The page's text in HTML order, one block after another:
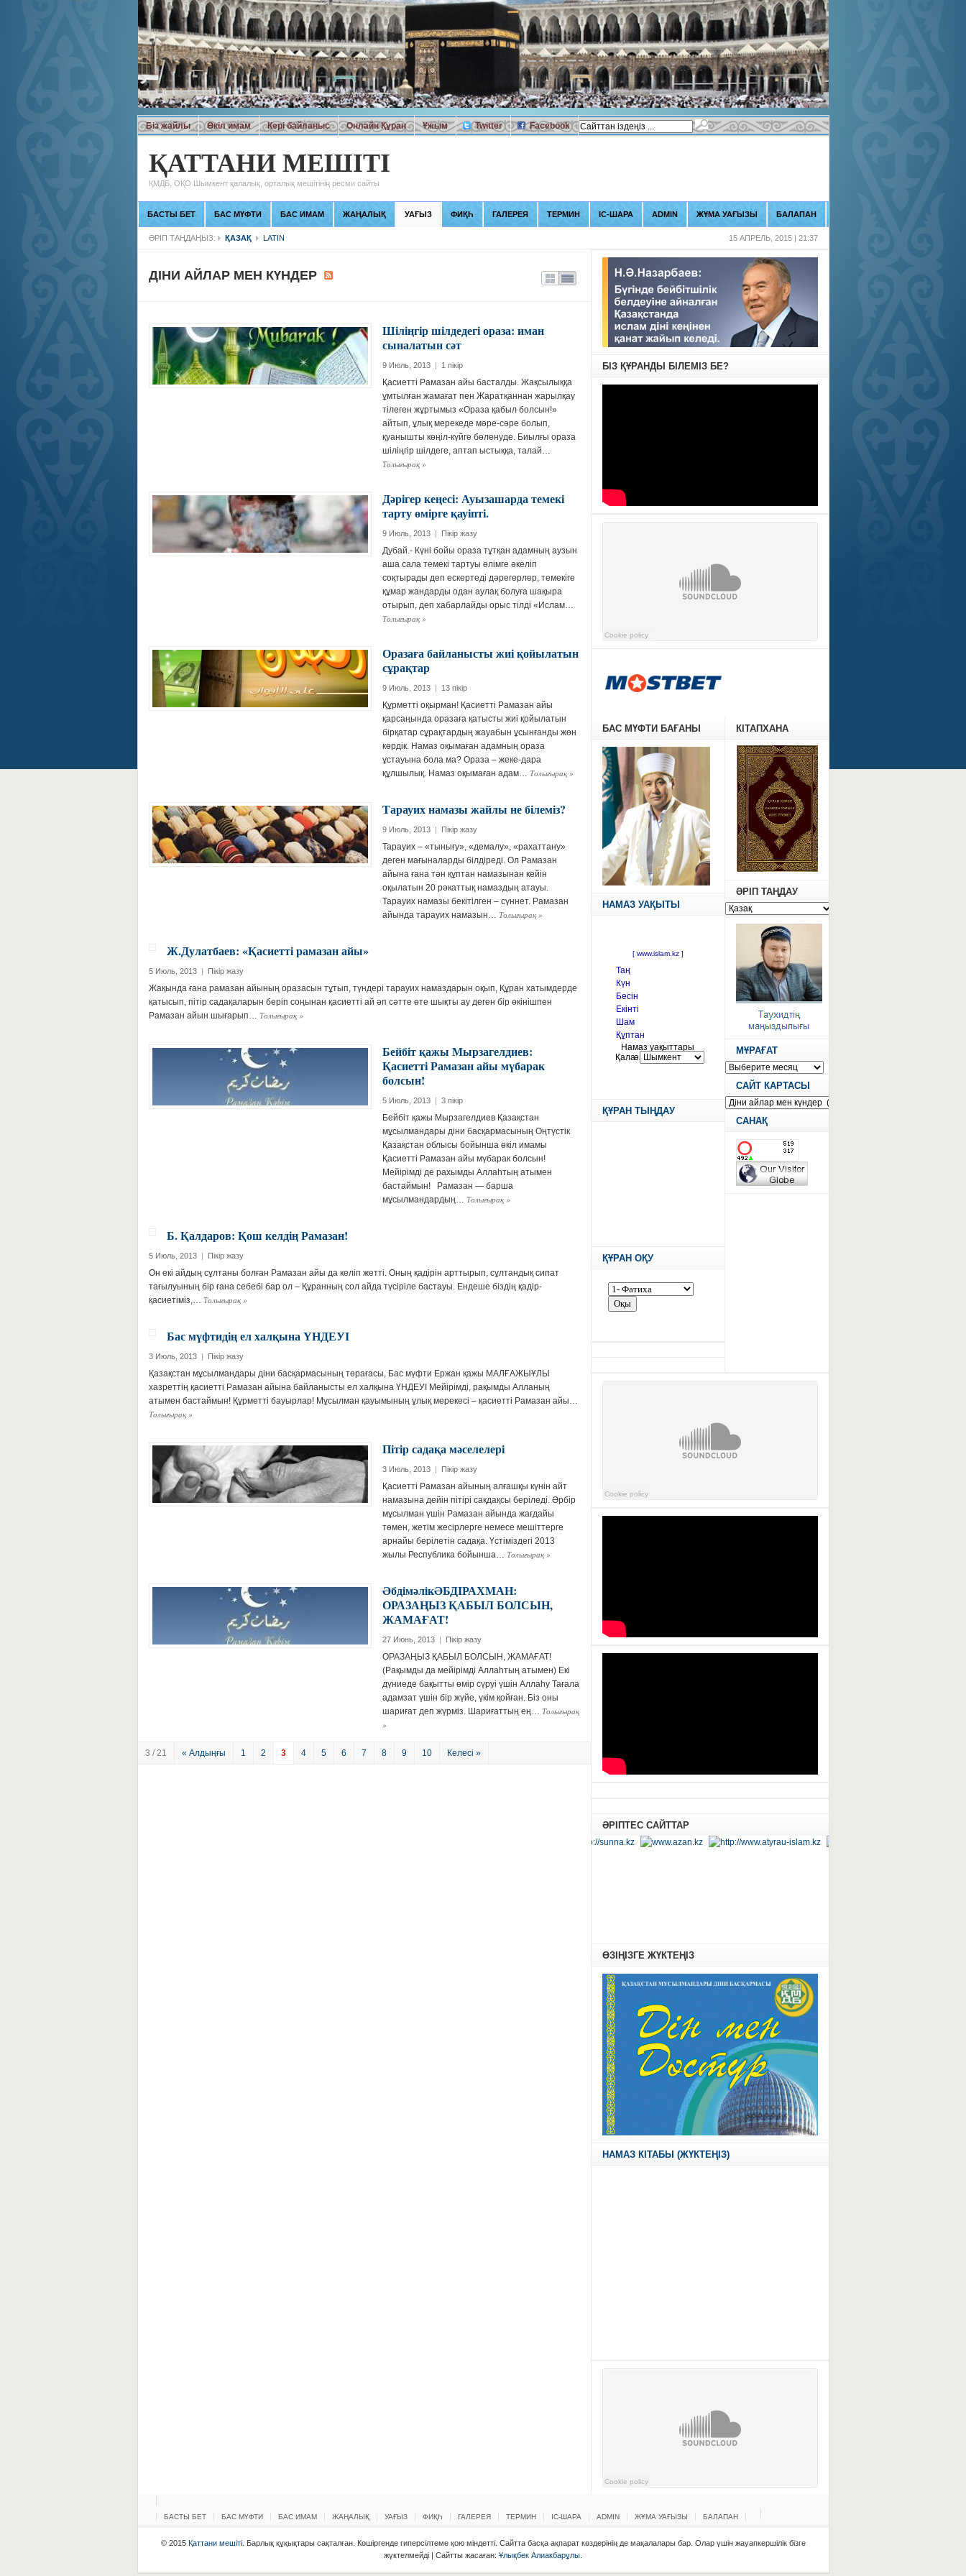
Біз жайлы Өкіл имам Кері байланыс Онлайн Құран Ұжым Twitter Facebook
ҚАТТАНИ МЕШІТІ
ҚМДБ, ОҚО Шымкент қалалық, орталық мешітінің ресми сайты
БАСТЫ БЕТ БАС МҮФТИ БАС ИМАМ ЖАҢАЛЫҚ УАҒЫЗ ФИҚҺ ГАЛЕРЕЯ ТЕРМИН ІС-ШАРА ADMIN ЖҰМА УАҒЫЗЫ БАЛАПАН
15 АПРЕЛЬ, 2015 | 21:37
ӘРІП ТАҢДАҢЫЗ: ҚАЗАҚ LATIN
ДІНИ АЙЛАР МЕН КҮНДЕР
Шіліңгір шілдедегі ораза: иман
сыналатын сәт
9 Июль, 2013 | 1 пікір
Қасиетті Рамазан айы басталды. Жақсылыққа
ұмтылған жамағат пен Жаратқаннан жарылқау
тілеген жұртымыз «Ораза қабыл болсын!»
айтып, ұлық мерекеде мәре-сәре болып,
қуанышты көңіл-күйге бөленуде. Биылғы ораза
шіліңгір шілдеге, аптап ыстыққа, талай…
Толығырақ »
Дәрігер кеңесі: Ауызашарда темекі
тарту өмірге қауіпті.
9 Июль, 2013 | Пікір жазу
Дубай.- Күні бойы ораза тұтқан адамның аузын
аша сала темекі тартуы өлімге әкеліп
соқтырады деп ескертеді дәрегерлер, темекіге
құмар жандарды одан аулақ болуға шақыра
отырып, деп хабарлайды орыс тілді «Ислам…
Толығырақ »
Оразаға байланысты жиі қойылатын
сұрақтар
9 Июль, 2013 | 13 пікір
Құрметті оқырман! Қасиетті Рамазан айы
қарсаңында оразаға қатысты жиі қойылатын
бірқатар сұрақтардың жауабын ұсынғанды жөн
көрдік. Намаз оқымаған адамның ораза
ұстауына бола ма? Ораза – жеке-дара
құлшылық. Намаз оқымаған адам… Толығырақ »
Тарауих намазы жайлы не білеміз?
9 Июль, 2013 | Пікір жазу
Тарауих – «тынығу», «демалу», «рахаттану»
деген мағыналарды білдіреді. Ол Рамазан
айына ғана тән құптан намазынан кейін
оқылатын 20 рәкаттық намаздың атауы.
Тарауих намазы бекітілген – сүннет. Рамазан
айында тарауих намазын… Толығырақ »
Ж.Дулатбаев: «Қасиетті рамазан айы»
5 Июль, 2013 | Пікір жазу
Жақында ғана рамазан айының оразасын тұтып, түндері тарауих намаздарын оқып, Құран хатымдерде
қатысып, пітір садақаларын беріп соңынан қасиетті ай әп сәтте өте шықты ау деген бір өкінішпен
Рамазан айын шығарып… Толығырақ »
Бейбіт қажы Мырзагелдиев:
Қасиетті Рамазан айы мүбарак
болсын!
5 Июль, 2013 | 3 пікір
Бейбіт қажы Мырзагелдиев Қазақстан
мұсылмандары діни басқармасының Оңтүстік
Қазақстан облысы бойынша өкіл имамы
Қасиетті Рамазан айы мүбарак болсын!
Мейірімді де рахымды Аллаһтың атымен
бастаймын! Рамазан — барша
мұсылмандардың… Толығырақ »
Б. Қалдаров: Қош келдің Рамазан!
5 Июль, 2013 | Пікір жазу
Он екі айдың сұлтаны болған Рамазан айы да келіп жетті. Оның қадірін арттырып, сұлтандық сипат
тағылуының бір ғана себебі бар ол – Құранның сол айда түсіріле бастауы. Ендеше біздің қадір-
қасиетіміз,… Толығырақ »
Бас мүфтидің ел халқына ҮНДЕУІ
3 Июль, 2013 | Пікір жазу
Қазақстан мұсылмандары діни басқармасының төрағасы, Бас мүфти Ержан қажы МАЛҒАЖЫҰЛЫ
хазреттің қасиетті Рамазан айына байланысты ел халқына ҮНДЕУІ Мейірімді, рақымды Алланың
атымен бастаймын! Құрметті бауырлар! Мұсылман қауымының ұлық мерекесі – қасиетті Рамазан айы…
Толығырақ »
Пітір садақа мәселелері
3 Июль, 2013 | Пікір жазу
Қасиетті Рамазан айының алғашқы күнін айт
намазына дейін пітірі сақдақсы беріледі. Әрбір
мұсылман үшін Рамазан айында жағдайы
төмен, жетім жесірлерге немесе мешіттерге
арнайы берілетін садақа. Үстіміздегі 2013
жылы Республика бойынша… Толығырақ »
ӘбдiмәлiкӘБДIРАХМАН:
ОРАЗАҢЫЗ ҚАБЫЛ БОЛСЫН,
ЖАМАҒАТ!
27 Июнь, 2013 | Пікір жазу
ОРАЗАҢЫЗ ҚАБЫЛ БОЛСЫН, ЖАМАҒАТ!
(Рақымды да мейiрiмдi Аллаһтың атымен) Екi
дүниеде бақытты өмiр сүруi үшiн Аллаһу Тағала
адамзат үшiн бiр жүйе, үкiм қойған. Бiз оны
шариғат деп жүрмiз. Шариғаттың ең… Толығырақ
»
3 / 21 « Алдыңғы 1 2 3 4 5 6 7 8 9 10 Келесі »
БІЗ ҚҰРАНДЫ БІЛЕМІЗ БЕ?
БАС МҮФТИ БАҒАНЫ
НАМАЗ УАҚЫТЫ
ҚҰРАН ТЫҢДАУ
ҚҰРАН ОҚУ
КІТАПХАНА
ӘРІП ТАҢДАУ
МҰРАҒАТ
САЙТ КАРТАСЫ
САНАҚ
ӘРІПТЕС САЙТТАР
ӨЗІҢІЗГЕ ЖҮКТЕҢІЗ
НАМАЗ КІТАБЫ (ЖҮКТЕҢІЗ)
БАСТЫ БЕТ БАС МҮФТИ БАС ИМАМ ЖАҢАЛЫҚ УАҒЫЗ ФИҚҺ ГАЛЕРЕЯ ТЕРМИН ІС-ШАРА ADMIN ЖҰМА УАҒЫЗЫ БАЛАПАН
© 2015 Қаттани мешіті. Барлық құқықтары сақталған. Көшіргенде гиперсілтеме қою міндетті. Сайтта басқа ақпарат көздерінің де мақалалары бар. Олар үшін жауапкершілік бізге
жүктелмейді | Сайтты жасаған: Ұлықбек Алиакбарұлы